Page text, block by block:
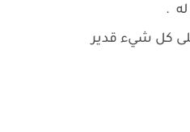
له .
كل شيء قدير